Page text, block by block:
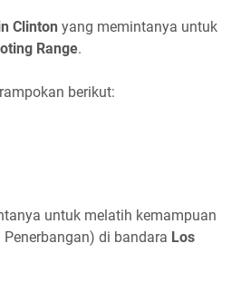
Clinton yang memintanya untuk
Range.
berikut:
untuk melatih kemampuan
Penerbangan) di bandara Los